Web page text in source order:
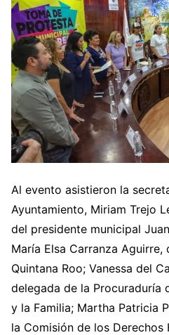
Al evento asistieron la
Ayuntamiento, Miriam Trejo
del presidente municipal
María Elsa Carranza
Quintana Roo; Vanessa del
delegada de la Procuraduría
y la Familia; Martha Patricia
la Comisión de los Derechos